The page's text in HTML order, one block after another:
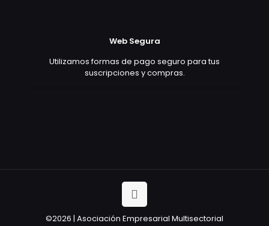
Web Segura
Utilizamos formas de pago seguro para tus
suscripciones y compras.
©2026 | Asociación Empresarial Multisectorial